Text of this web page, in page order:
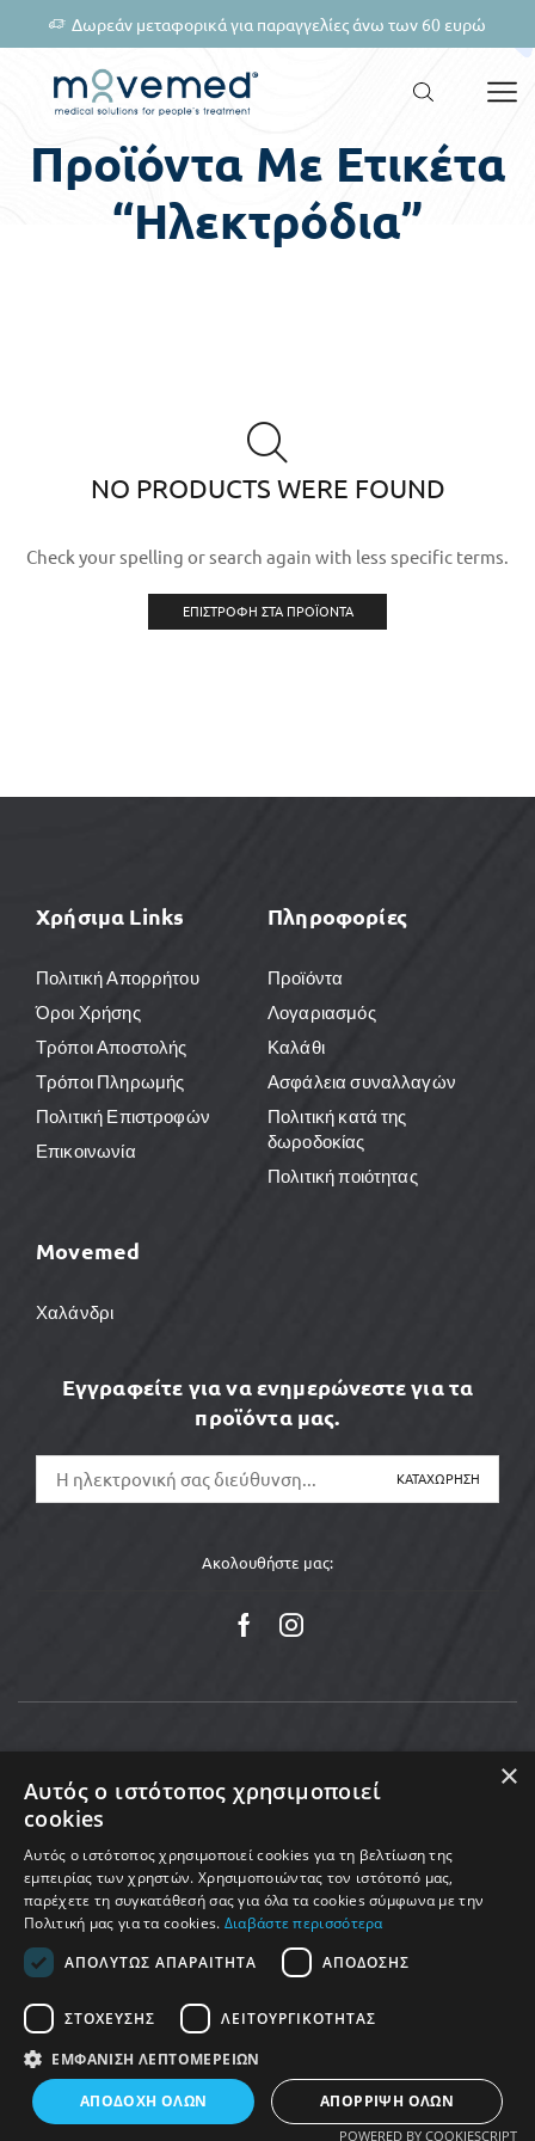
Δωρεάν μεταφορικά για παραγγελίες άνω των 60 ευρώ
Προϊόντα Με Ετικέτα
“ηλεκτρόδια”
NO PRODUCTS WERE FOUND
Check your spelling or search again with less specific terms.
ΕΠΙΣΤΡΟΦΉ ΣΤΑ ΠΡΟΪΌΝΤΑ
Χρήσιμα Links
Πολιτική Απορρήτου
Όροι Χρήσης
Τρόποι Αποστολής
Τρόποι Πληρωμής
Πολιτική Επιστροφών
Επικοινωνία
Πληροφορίες
Προϊόντα
Λογαριασμός
Καλάθι
Ασφάλεια συναλλαγών
Πολιτική κατά της
δωροδοκίας
Πολιτική ποιότητας
Movemed
Χαλάνδρι
Εγγραφείτε για να ενημερώνεστε για τα
προϊόντα μας.
Ακολουθήστε μας:
Copyright © 2025 MoveMed. Made by enigmart
Home Shop
Cart
More
×
Αυτός ο ιστότοπος χρησιμοποιεί
cookies
Αυτός ο ιστότοπος χρησιμοποιεί cookies για τη βελτίωση της
εμπειρίας των χρηστών. Χρησιμοποιώντας τον ιστότοπό μας,
παρέχετε τη συγκατάθεσή σας για όλα τα cookies σύμφωνα με την
Πολιτική μας για τα cookies. Διαβάστε περισσότερα
ΑΠΟΛΎΤΩΣ ΑΠΑΡΑΊΤΗΤΑ
ΑΠΌΔΟΣΗΣ
ΣΤΌΧΕΥΣΗΣ ΛΕΙΤΟΥΡΓΙΚΌΤΗΤΑΣ
ΕΜΦΆΝΙΣΗ ΛΕΠΤΟΜΕΡΕΙΏΝ
ΑΠΟΔΟΧΉ ΌΛΩΝ ΑΠΌΡΡΙΨΗ ΌΛΩΝ
POWERED BY COOKIESCRIPT